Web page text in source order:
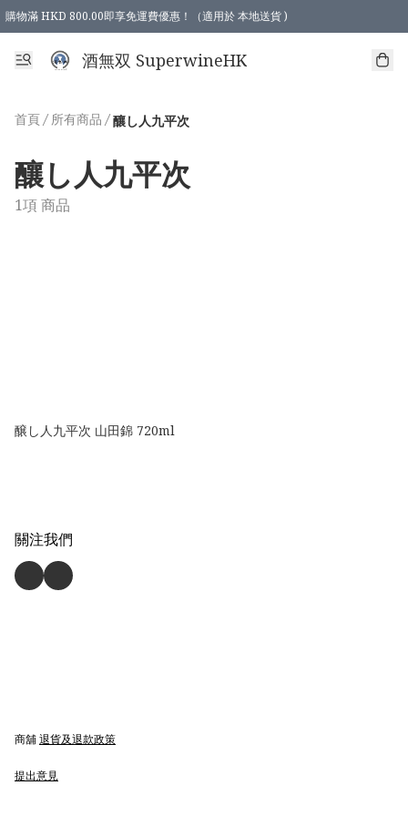
購物滿 HKD 800.00即享免運費優惠！（適用於 本地送貨 )
酒無双 SuperwineHK
首頁 / 所有商品 / 釀し人九平次
釀し人九平次
1項 商品
醸し人九平次 山田錦 720ml
關注我們
商舖退貨及退款政策
提出意見